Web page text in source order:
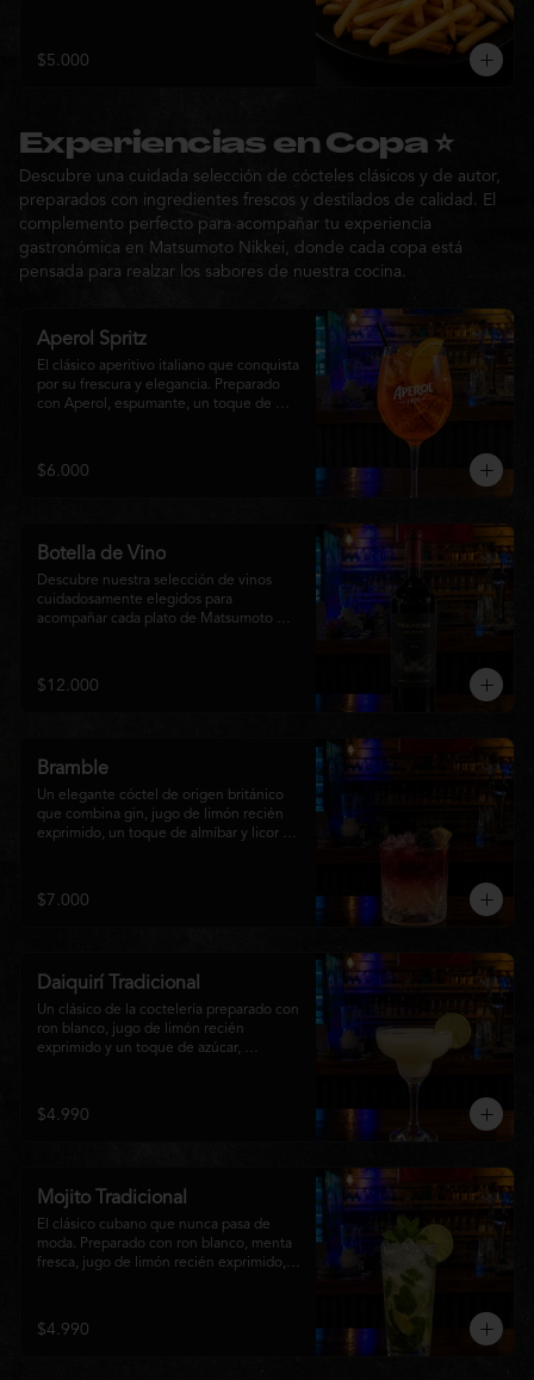
$5.000
Experiencias en Copa ⭐
Descubre una cuidada selección de cócteles clásicos y de autor,
preparados con ingredientes frescos y destilados de calidad. El
complemento perfecto para acompañar tu experiencia
gastronómica en Matsumoto Nikkei, donde cada copa está
pensada para realzar los sabores de nuestra cocina.
Aperol Spritz
El clásico aperitivo italiano que conquista
por su frescura y elegancia. Preparado
con Aperol, espumante, un toque de
refrescante y de notas cítricas, perfecto
para disfrutar antes de la comida o
$6.000
Botella de Vino
Descubre nuestra selección de vinos
cuidadosamente elegidos para
acompañar cada plato de Matsumoto
$12.000
Bramble
Un elegante cóctel de origen británico
que combina gin, jugo de limón recién
exprimido, un toque de almíbar y licor de
dulzor y acidez, es una opción sofisticada
para disfrutar en cualquier momento y
$7.000
Daiquirí Tradicional
Un clásico de la coctelería preparado con
ron blanco, jugo de limón recién
exprimido y un toque de azúcar,
cóctel equilibrado, de notas cítricas y
sabor intenso, perfecto para disfrutar en
$4.990
Mojito Tradicional
El clásico cubano que nunca pasa de
moda. Preparado con ron blanco, menta
fresca, jugo de limón recién exprimido,
aromático y perfectamente equilibrado,
ideal para disfrutar en cualquier ocasión.
$4.990